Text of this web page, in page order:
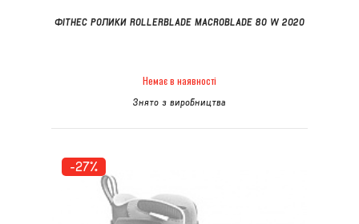
ФІТНЕС РОЛИКИ ROLLERBLADE MACROBLADE 80 W 2020
Немає в наявності
Знято з виробництва
-27%